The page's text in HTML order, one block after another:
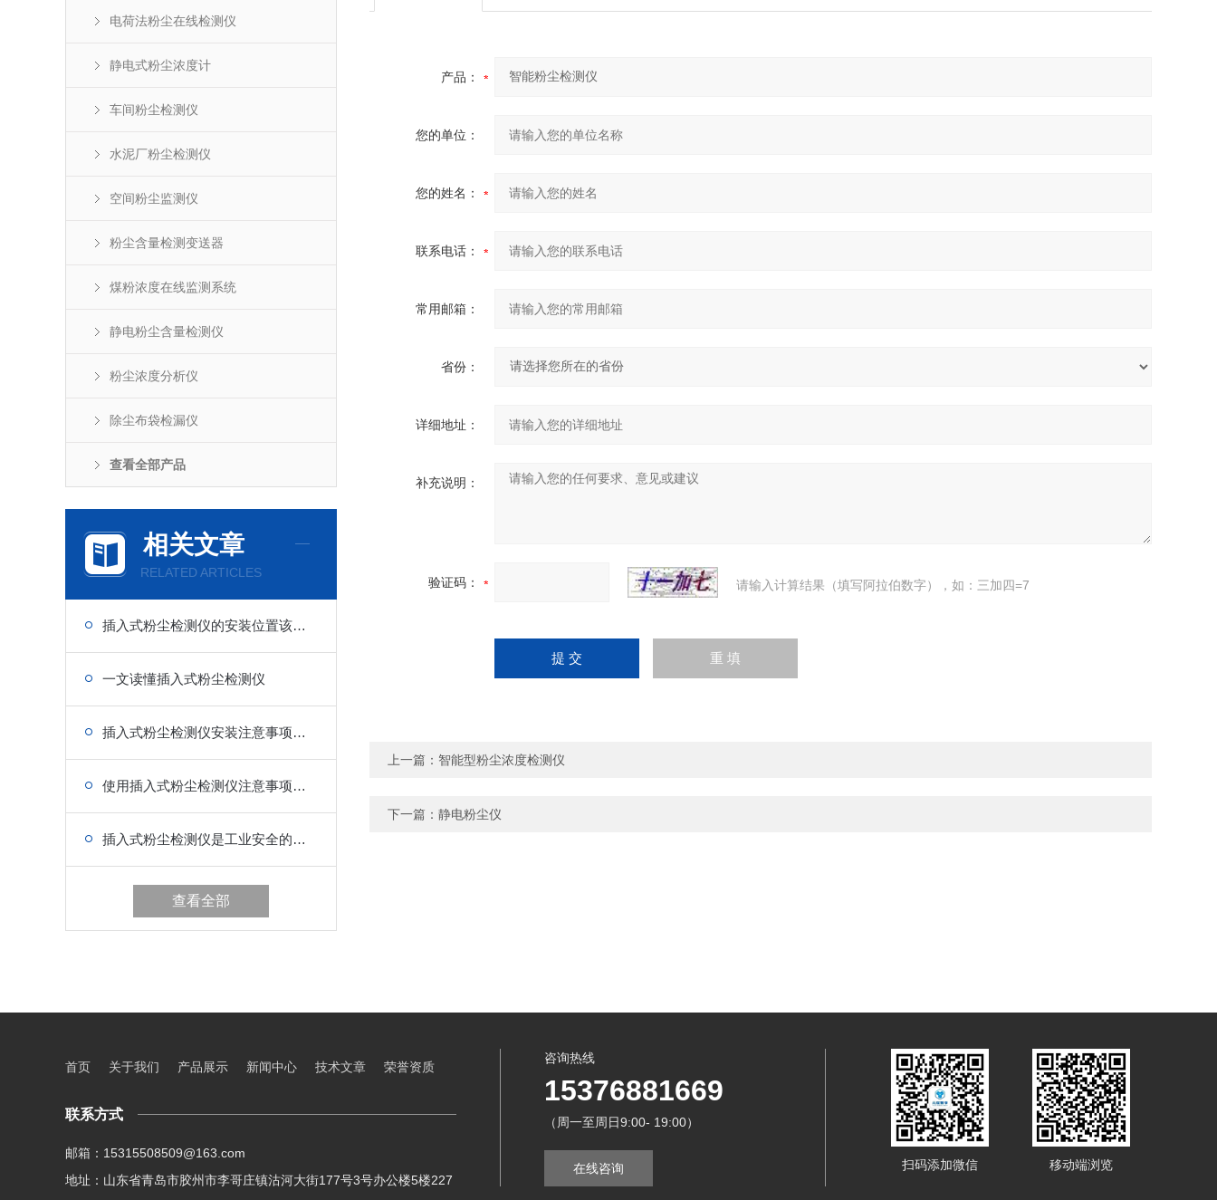
电荷法粉尘在线检测仪
静电式粉尘浓度计
车间粉尘检测仪
水泥厂粉尘检测仪
空间粉尘监测仪
粉尘含量检测变送器
煤粉浓度在线监测系统
静电粉尘含量检测仪
粉尘浓度分析仪
除尘布袋检漏仪
查看全部产品
相关文章
RELATED ARTICLES
插入式粉尘检测仪的安装位置该怎么找？
一文读懂插入式粉尘检测仪
插入式粉尘检测仪安装注意事项分享
使用插入式粉尘检测仪注意事项有哪些
插入式粉尘检测仪是工业安全的隐形守护者
查看全部
产品：
您的单位：
您的姓名：
联系电话：
常用邮箱：
省份：
详细地址：
补充说明：
验证码： 请输入计算结果（填写阿拉伯数字），如：三加四=7
上一篇： 智能型粉尘浓度检测仪
下一篇： 静电粉尘仪
首页 关于我们 产品展示 新闻中心 技术文章 荣誉资质
联系方式
邮箱：15315508509@163.com
地址：山东省青岛市胶州市李哥庄镇沽河大街177号3号办公楼5楼227
咨询热线
15376881669
（周一至周日9:00- 19:00）
在线咨询 扫码添加微信 移动端浏览